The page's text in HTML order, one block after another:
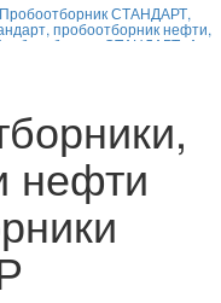
Пробоотборник СТАНДАРТ,
пробоотборник нефти,
СТАНДАРТ -А
нефти